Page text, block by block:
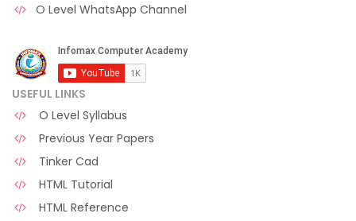
O Level WhatsApp Channel
USEFUL LINKS
O Level Syllabus
Previous Year Papers
Tinker Cad
HTML Tutorial
HTML Reference